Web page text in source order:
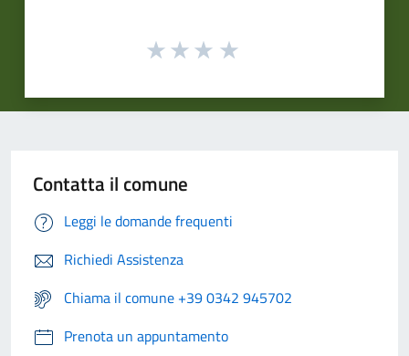
Contatta il comune
Leggi le domande frequenti
Richiedi Assistenza
Chiama il comune +39 0342 945702
Prenota un appuntamento